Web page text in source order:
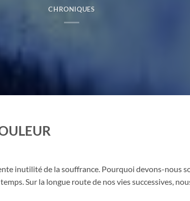
CHRONIQUES
inutilité de la souffrance. Pourquoi devons-nous
Sur la longue route de nos vies successives,